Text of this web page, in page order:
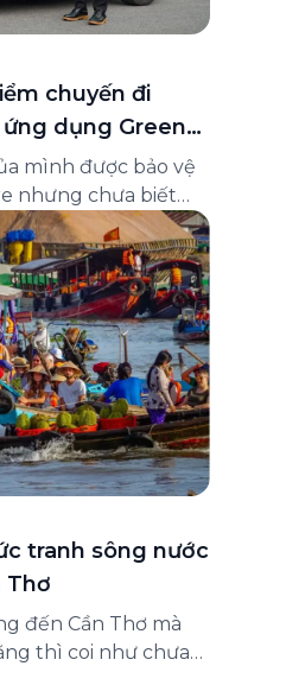
chuyến đi
dụng Green
mình được bảo vệ
nhưng chưa biết
đây sẽ hướng
(và hủy tham gia)
ứng dụng Green
trọng trước khi
tranh sông nước
Thơ
đến Cần Thơ mà
thì coi như chưa